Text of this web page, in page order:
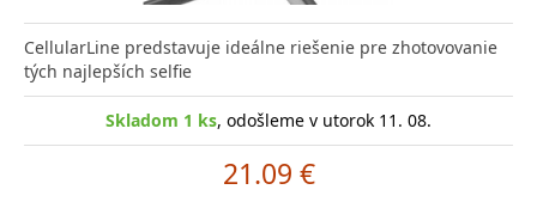
CellularLine predstavuje ideálne riešenie pre zhotovovanie
tých najlepších selfie
Skladom 1 ks, odošleme v utorok 11. 08.
21.09 €